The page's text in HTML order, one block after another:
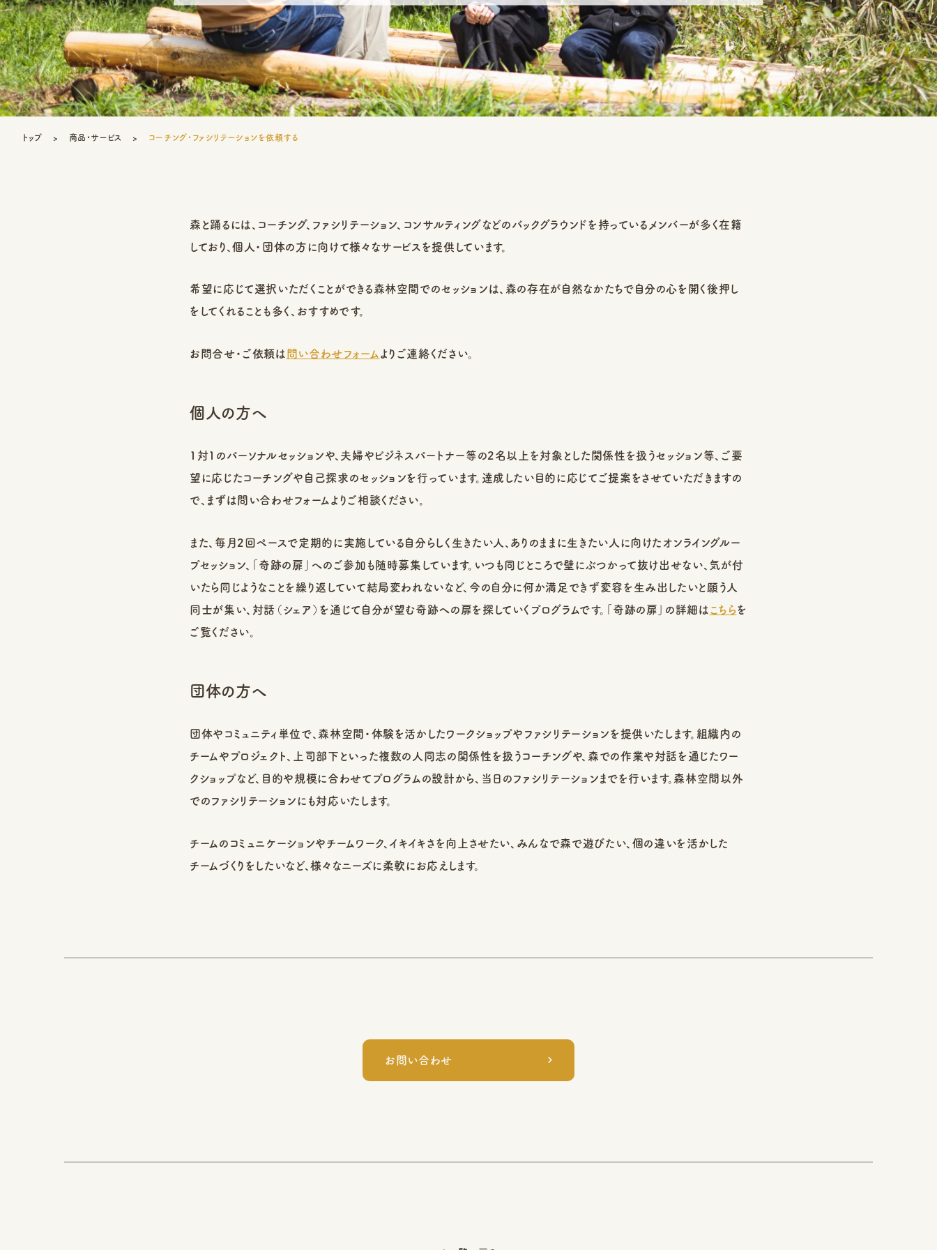
トップ 商品・サービス コーチング・ファシリテーションを依頼する
森と踊るには、コーチング、ファシリテーション、コンサルティングなどのバックグラウンドを持っているメンバーが多く在籍
しており、個人・団体の方に向けて様々なサービスを提供しています。
希望に応じて選択いただくことができる森林空間でのセッションは、森の存在が自然なかたちで自分の心を開く後押し
をしてくれることも多く、おすすめです。
お問合せ・ご依頼は 問い合わせフォームよりご連絡ください。
個人の方へ
1対1のパーソナルセッションや、夫婦やビジネスパートナー等の2名以上を対象とした関係性を扱うセッション等、ご要
望に応じたコーチングや自己探求のセッションを行っています。達成したい目的に応じてご提案をさせていただきますの
で、まずは問い合わせフォームよりご相談ください。
また、毎月2回ペースで定期的に実施している自分らしく生きたい人、ありのままに生きたい人に向けたオンライングルー
プセッション、「奇跡の扉」へのご参加も随時募集しています。いつも同じところで壁にぶつかって抜け出せない、気が付
いたら同じようなことを繰り返していて結局変われないなど、今の自分に何か満足できず変容を生み出したいと願う人
同士が集い、対話（シェア）を通じて自分が望む奇跡への扉を探していくプログラムです。「奇跡の扉」の詳細は こちらを
ご覧ください。
団体の方へ
団体やコミュニティ単位で、森林空間・体験を活かしたワークショップやファシリテーションを提供いたします。組織内の
チームやプロジェクト、上司部下といった複数の人同志の関係性を扱うコーチングや、森での作業や対話を通じたワー
クショップなど、目的や規模に合わせてプログラムの設計から、当日のファシリテーションまでを行います。森林空間以外
でのファシリテーションにも対応いたします。
チームのコミュニケーションやチームワーク、イキイキさを向上させたい、みんなで森で遊びたい、個の違いを活かした
チームづくりをしたいなど、様々なニーズに柔軟にお応えします。
お問い合わせ